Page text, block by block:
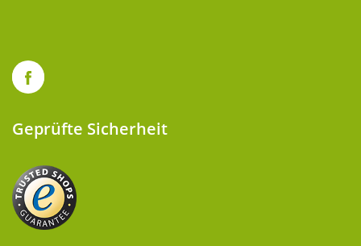
Geprüfte Sicherheit